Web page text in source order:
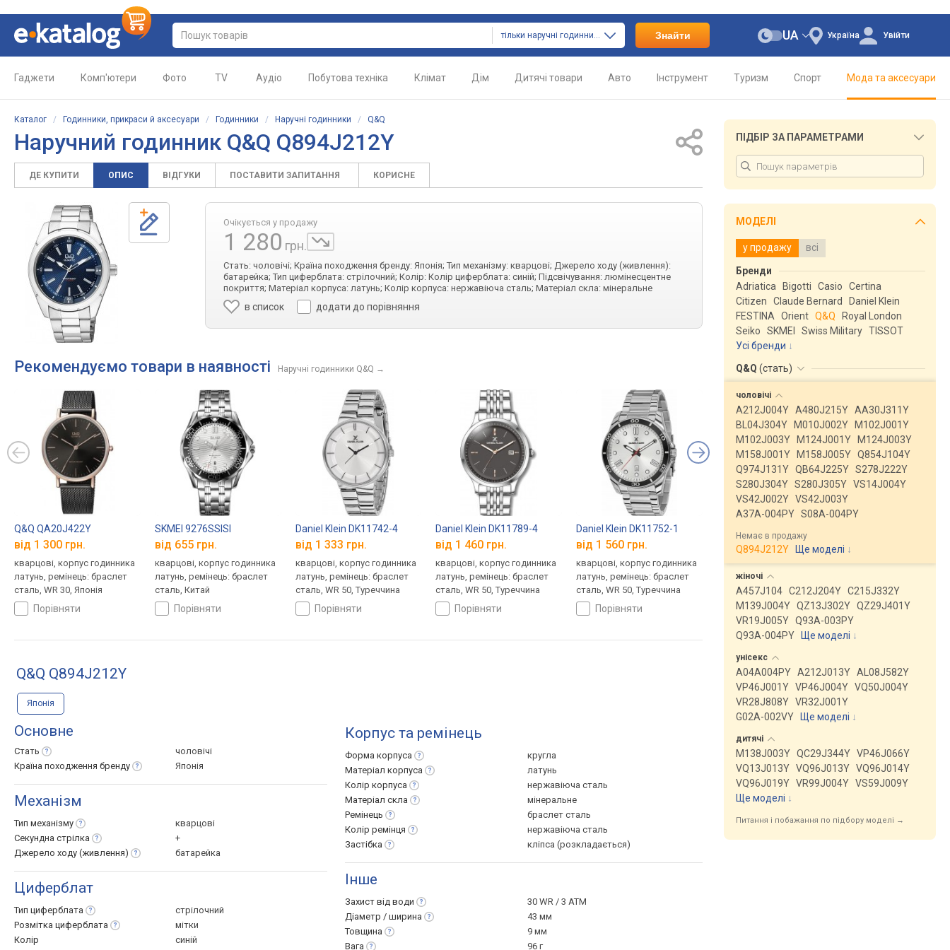
тільки наручні годинники Знайти Україна
UA Увійти
Гаджети Комп'ютери Фото TV Аудіо Побутова техніка Клімат Дім Дитячі товари Авто Інструмент Туризм Спорт Мода та аксесуари
Каталог / Годинники, прикраси й аксесуари / Годинники / Наручні годинники / Q&Q
Наручний годинник Q&Q Q894J212Y
ДЕ КУПИТИ ОПИС ВІДГУКИ ПОСТАВИТИ ЗАПИТАННЯ КОРИСНЕ
Очікується у продажу
1 280 грн.
Стать: чоловічі; Країна походження бренду: Японія; Тип механізму: кварцові; Джерело ходу (живлення):
батарейка; Тип циферблата: стрілочний; Колір: Колір циферблата: синій; Підсвічування: люмінесцентне
покриття; Матеріал корпуса: латунь; Колір корпуса: нержавіюча сталь; Матеріал скла: мінеральне
в список додати до порівняння
Рекомендуємо товари в наявності Наручні годинники Q&Q →
Q&Q QA20J422Y
від 1 300 грн.
кварцові, корпус годинника
латунь, ремінець: браслет
сталь, WR 30, Японія
порівняти
SKMEI 9276SSISI
від 655 грн.
кварцові, корпус годинника
латунь, ремінець: браслет
сталь, Китай
порівняти
Daniel Klein DK11742-4
від 1 333 грн.
кварцові, корпус годинника
латунь, ремінець: браслет
сталь, WR 50, Туреччина
порівняти
Daniel Klein DK11789-4
від 1 460 грн.
кварцові, корпус годинника
латунь, ремінець: браслет
сталь, WR 50, Туреччина
порівняти
Daniel Klein DK11752-1
від 1 560 грн.
кварцові, корпус годинника
латунь, ремінець: браслет
сталь, WR 50, Туреччина
порівняти
від 947 грн.
латунь, ремінець: браслет
сталь, Китай
порівняти
сталь, WR 50,
порівняти
Q&Q Q894J212Y
Японія
Основне
Стать
чоловічі
Країна походження бренду Японія
Механізм
Тип механізму
кварцові
Секундна стрілка
+
Джерело ходу (живлення) батарейка
Циферблат
Тип циферблата
стрілочний
Розмітка циферблата
мітки
Колір
синій
Корпус та ремінець
Форма корпуса
кругла
Матеріал корпуса
латунь
Колір корпуса
нержавіюча сталь
Матеріал скла
мінеральне
Ремінець
браслет сталь
Колір ремінця
нержавіюча сталь
Застібка
кліпса (розкладається)
Інше
Захист від води
30 WR / 3 ATM
Діаметр / ширина
43 мм
Товщина
9 мм
Вага
96 г
ПІДБІР ЗА ПАРАМЕТРАМИ
МОДЕЛІ
у продажу всі
Бренди
Adriatica
Bigotti Casio
Certina
Citizen
Claude Bernard
Daniel Klein
FESTINA
Orient Q&Q
Royal London
Seiko
SKMEI Swiss Military TISSOT
Усі бренди
Q&Q (стать)
чоловічі
A212J004Y A480J215Y AA30J311Y
BL04J304Y
M010J002Y
M102J001Y
M102J003Y
M124J001Y
M124J003Y
M158J001Y
M158J005Y Q854J104Y
Q974J131Y QB64J225Y S278J222Y
S280J304Y S280J305Y VS14J004Y
VS42J002Y VS42J003Y
A37A-004PY S08A-004PY
Немає в продажу
Q894J212Y Ще моделі ↓
жіночі
A457J104 C212J204Y C215J332Y
M139J004Y QZ13J302Y QZ29J401Y
VR19J005Y Q93A-003PY
Q93A-004PY
Ще моделі ↓
унісекс
A04A004PY A212J013Y AL08J582Y
VP46J001Y VP46J004Y VQ50J004Y
VR28J808Y VR32J001Y
G02A-002VY
Ще моделі ↓
дитячі
M138J003Y QC29J344Y VP46J066Y
VQ13J013Y VQ96J013Y VQ96J014Y
VQ96J019Y VR99J004Y VS59J009Y
Ще моделі ↓
Питання і побажання по підбору моделі →